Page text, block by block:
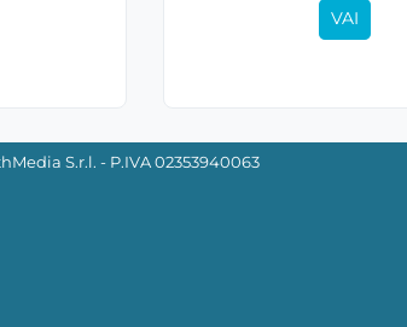
VAI
S.r.l. - P.IVA 02353940063